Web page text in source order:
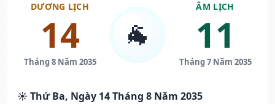
DƯƠNG LỊCH
14
Tháng 8 Năm 2035
🐐
ÂM LỊCH
11
Tháng 7 Năm 2035
☀️ Thứ Ba, Ngày 14 Tháng 8 Năm 2035